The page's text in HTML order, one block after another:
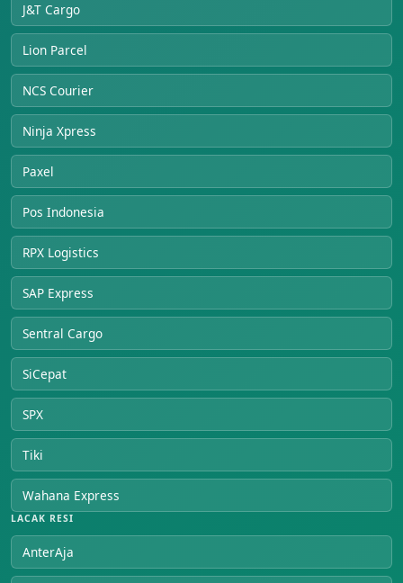
J&T Cargo
Lion Parcel
NCS Courier
Ninja Xpress
Paxel
Pos Indonesia
RPX Logistics
SAP Express
Sentral Cargo
SiCepat
SPX
Tiki
Wahana Express
LACAK RESI
AnterAja